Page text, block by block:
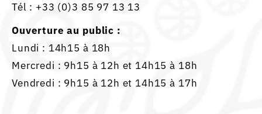
Tél : +33 (0)3 85 97 13 13
Ouverture au public :
Lundi : 14h15 à 18h
Mercredi : 9h15 à 12h et 14h15 à 18h
Vendredi : 9h15 à 12h et 14h15 à 17h